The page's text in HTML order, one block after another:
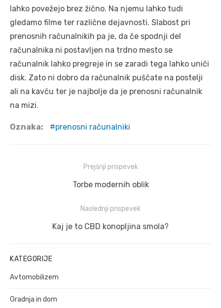
lahko povežejo brez žično. Na njemu lahko tudi
gledamo filme ter različne dejavnosti. Slabost pri
prenosnih računalnikih pa je, da če spodnji del
računalnika ni postavljen na trdno mesto se
računalnik lahko pregreje in se zaradi tega lahko uniči
disk. Zato ni dobro da računalnik puščate na postelji
ali na kavču ter je najbolje da je prenosni računalnik
na mizi.
Oznaka: prenosni računalniki
Prejšnji prispevek
Prejšnji
Torbe modernih oblik
Naslednji prispevek
Naslednji
Kaj je to CBD konopljina smola?
KATEGORIJE
Avtomobilizem
Gradnja in dom